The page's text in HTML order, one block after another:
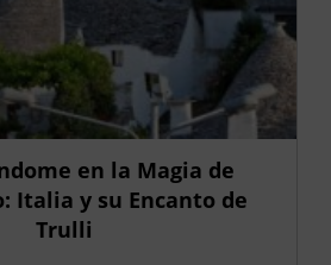
en la Magia de
Italia y su Encanto de
Trulli